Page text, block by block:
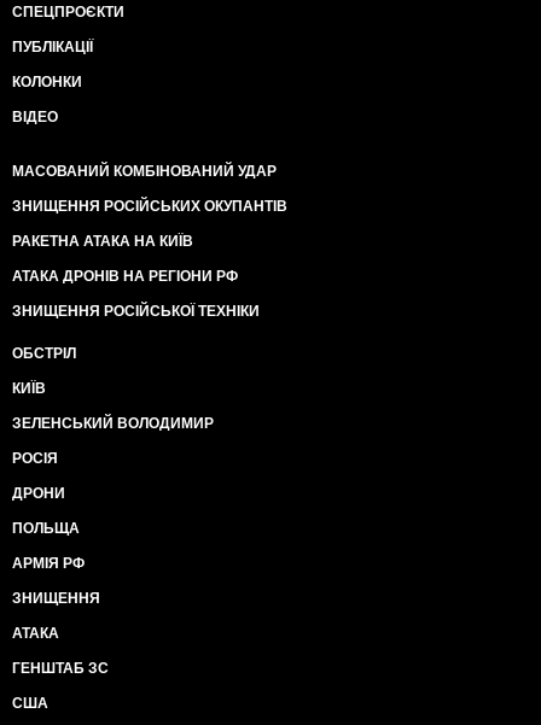
СПЕЦПРОЄКТИ
ПУБЛІКАЦІЇ
КОЛОНКИ
ВІДЕО
МАСОВАНИЙ КОМБІНОВАНИЙ УДАР
ЗНИЩЕННЯ РОСІЙСЬКИХ ОКУПАНТІВ
РАКЕТНА АТАКА НА КИЇВ
АТАКА ДРОНІВ НА РЕГІОНИ РФ
ЗНИЩЕННЯ РОСІЙСЬКОЇ ТЕХНІКИ
ОБСТРІЛ
КИЇВ
ЗЕЛЕНСЬКИЙ ВОЛОДИМИР
РОСІЯ
ДРОНИ
ПОЛЬЩА
АРМІЯ РФ
ЗНИЩЕННЯ
АТАКА
ГЕНШТАБ ЗС
США